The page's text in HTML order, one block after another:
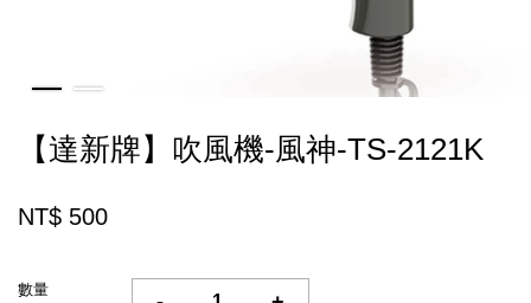
【達新牌】吹風機-風神-TS-2121K
NT$ 500
數量